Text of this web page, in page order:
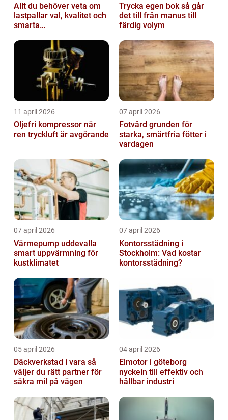
Allt du behöver veta om
lastpallar val, kvalitet och
smarta
Trycka egen bok så går
det till från manus till
färdig volym
11 april 2026
Oljefri kompressor när
ren tryckluft är avgörande
07 april 2026
Fotvård grunden för
starka, smärtfria fötter i
vardagen
07 april 2026
Värmepump uddevalla
smart uppvärmning för
kustklimatet
07 april 2026
Kontorsstädning i
Stockholm: Vad kostar
kontorsstädning?
05 april 2026
Däckverkstad i vara så
väljer du rätt partner för
säkra mil på vägen
04 april 2026
Elmotor i göteborg
nyckeln till effektiv och
hållbar industri